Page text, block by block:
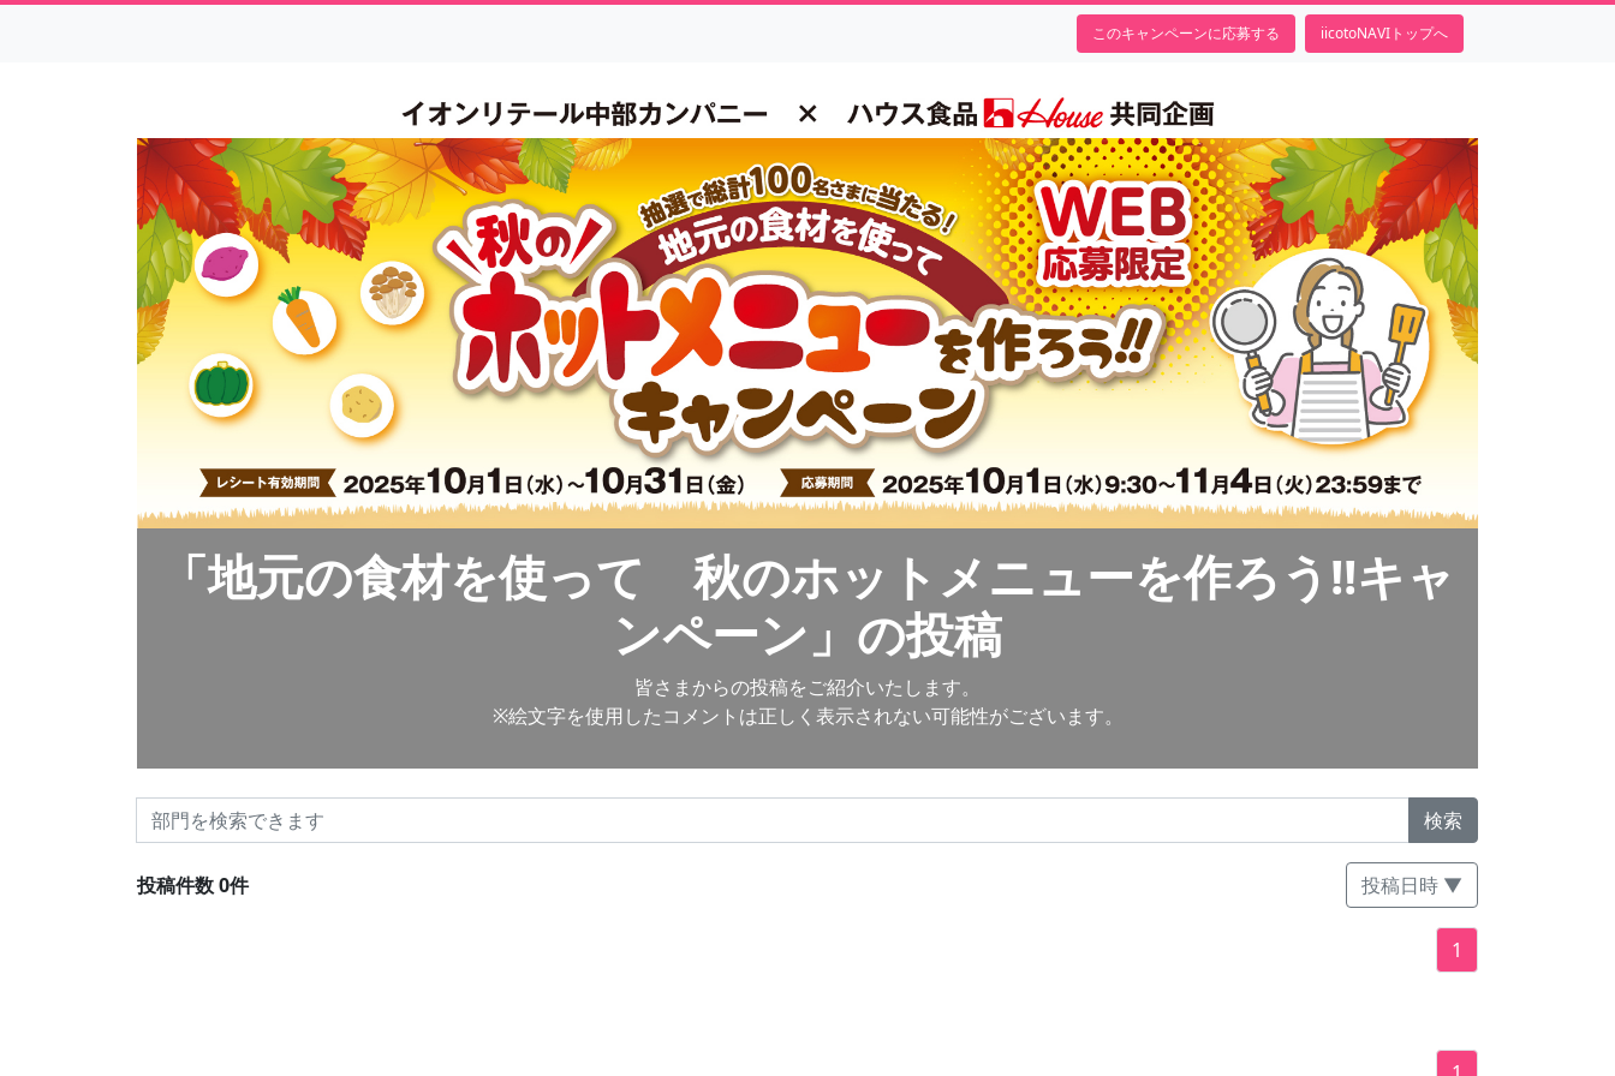
このキャンペーンに応募する iicotoNAVIトップへ
「地元の食材を使って 秋のホットメニューを作ろう!!キャ
ンペーン」の投稿
皆さまからの投稿をご紹介いたします。
※絵文字を使用したコメントは正しく表示されない可能性がございます。
検索
投稿件数 0件 投稿日時 ▼
1